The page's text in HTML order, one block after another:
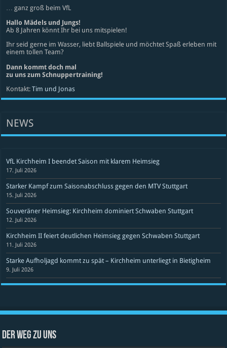
… ganz groß beim VfL
Hallo Mädels und Jungs!
Ab 8 Jahren könnt Ihr bei uns mitspielen!
Ihr seid gerne im Wasser, liebt Ballspiele und möchtet Spaß erleben mit
einem tollen Team?
Dann kommt doch mal
zu uns zum Schnuppertraining!
Kontakt:Tim und Jonas
NEWS
VfL Kirchheim I beendet Saison mit klarem Heimsieg
17. Juli 2026
Starker Kampf zum Saisonabschluss gegen den MTV Stuttgart
15. Juli 2026
Souveräner Heimsieg: Kirchheim dominiert Schwaben Stuttgart
12. Juli 2026
Kirchheim II feiert deutlichen Heimsieg gegen Schwaben Stuttgart
11. Juli 2026
Starke Aufholjagd kommt zu spät – Kirchheim unterliegt in Bietigheim
9. Juli 2026
Der Weg zu uns